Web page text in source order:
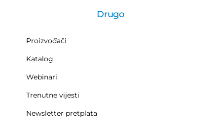
Drugo
Proizvođači
Katalog
Webinari
Trenutne vijesti
Newsletter pretplata